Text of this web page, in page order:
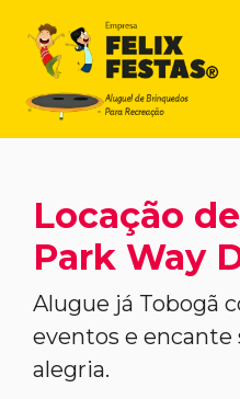
Locação
Park Way
Alugue já Tobogã
eventos e encante
alegria.